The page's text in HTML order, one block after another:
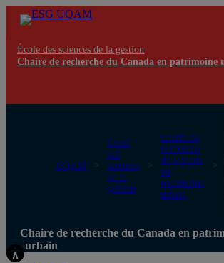
École des sciences de la gestion
Chaire de recherche du Canada en patrimoine
UQAM
École
des
sciences
de la
gestion
Chaire de
recherche
du Canada
en
patrimoine
urbain
Chaire de recherche du Canada en
urbain